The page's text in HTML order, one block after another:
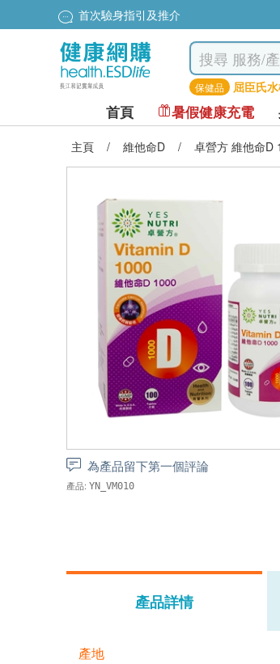
首次驗身指引及推介
保健品 屈臣氏
首頁 暑假健康充電
主頁 / 維他命D / 卓營方 維他命D
為產品留下第一個評論
產品: YN_VM010
產品詳情
產地